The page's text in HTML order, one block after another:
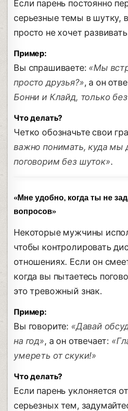
Если парень постоянно
серьезные темы в шутку,
просто не хочет
Пример:
Вы спрашиваете: «Мы
просто друзья?», а он
Бонни и Клайд, только
Что делать?
Четко обозначьте свои
важно понимать, куда мы
поговорим без шуток».
«Мне удобно, когда ты не
вопросов»
Некоторые мужчины
чтобы контролировать
отношениях. Если он
когда вы пытаетесь
это тревожный знак.
Пример:
Вы говорите: «Давай
на год», а он отвечает:
умереть от скуки!»
Что делать?
Если парень уклоняется
серьезных тем,